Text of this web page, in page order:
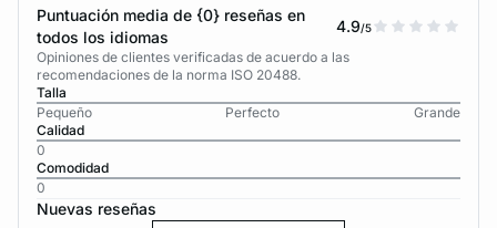
Puntuación media de {0} reseñas en
todos los idiomas
4.9/5
Opiniones de clientes verificadas de acuerdo a las
recomendaciones de la norma ISO 20488.
Talla
Pequeño
Perfecto
Grande
Calidad
0
Comodidad
0
Nuevas reseñas